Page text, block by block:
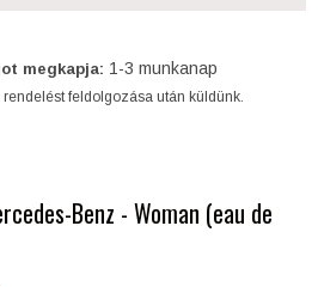
megkapja: 1-3 munkanap
rendelést feldolgozása után küldünk.
Benz - Woman (eau de